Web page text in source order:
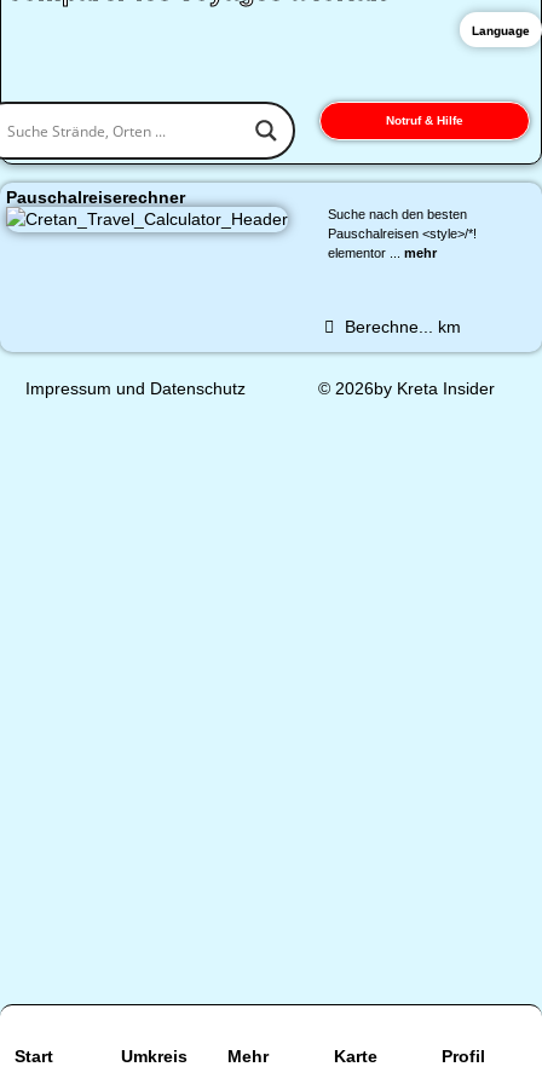
Notruf & Hilfe
Pauschalreiserechner
Suche nach den besten
Pauschalreisen <style>/*!
elementor ... mehr
Berechne... km
Start Umkreis Mehr Karte Profil
Impressum und Datenschutz © 2026by Kreta Insider
Language